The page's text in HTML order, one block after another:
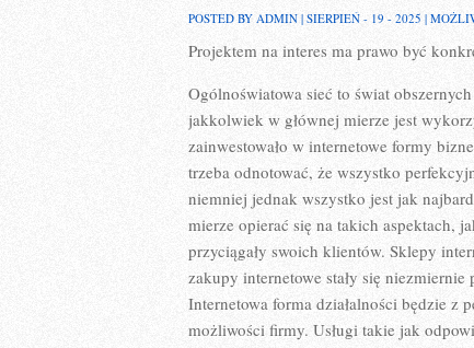
POSTED BY ADMIN | SIERPIEŃ - 19 - 2025 |
Projektem na interes ma prawo być
Ogólnoświatowa sieć to świat
jakkolwiek w głównej mierze jest
zainwestowało w internetowe formy
trzeba odnotować, że wszystko
niemniej jednak wszystko jest jak
mierze opierać się na takich aspektach,
przyciągały swoich klientów. Sklepy
zakupy internetowe stały się
Internetowa forma działalności będzie z
możliwości firmy. Usługi takie jak